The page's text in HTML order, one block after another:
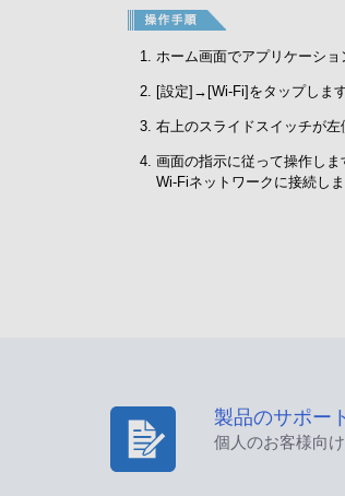
ホーム画面でアプリケーショ
[設定]→[Wi-Fi]をタップします
右上のスライドスイッチが
画面の指示に従って操作しま
Wi-Fiネットワークに接続しま
製品のサポー
個人のお客様向